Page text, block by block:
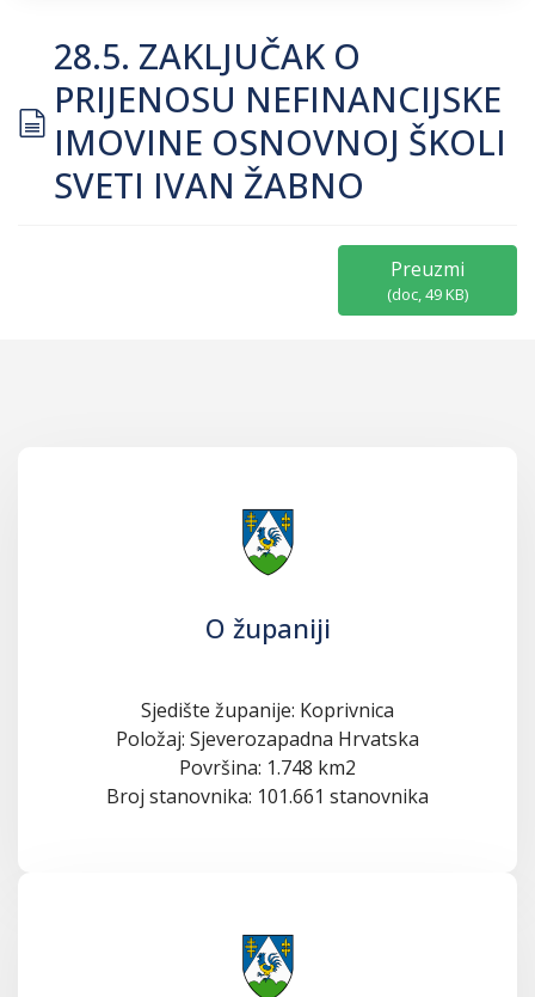
document
28.5. ZAKLJUČAK O
PRIJENOSU NEFINANCIJSKE
IMOVINE OSNOVNOJ ŠKOLI
SVETI IVAN ŽABNO
Preuzmi
(doc,49 KB)
O županiji
Sjedište županije: Koprivnica
Položaj: Sjeverozapadna Hrvatska
Površina: 1.748 km2
Broj stanovnika: 101.661 stanovnika